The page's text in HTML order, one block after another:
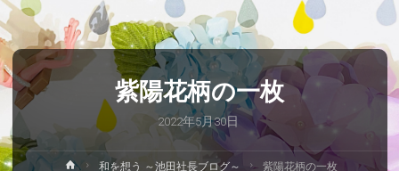
紫陽花柄の一枚
2022年5月30日
ホ
和を想う ～池田社長ブログ～ 紫陽花柄の一枚